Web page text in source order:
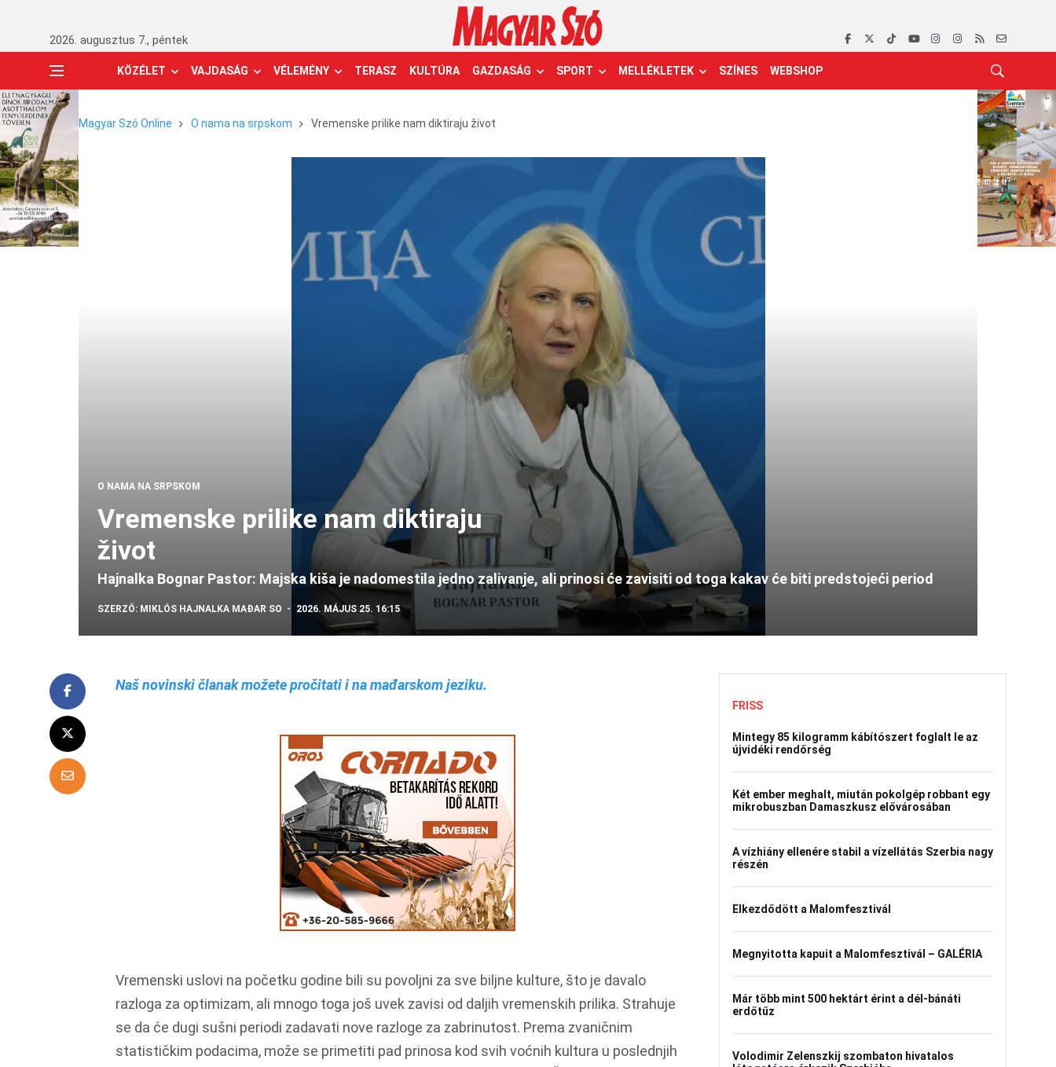
2026. augusztus 7., péntek
KÖZÉLET VAJDASÁG VÉLEMÉNY TERASZ KULTÚRA GAZDASÁG SPORT MELLÉKLETEK SZÍNES WEBSHOP
Magyar Szó Online O nama na srpskom Vremenske prilike nam diktiraju život
O NAMA NA SRPSKOM
Vremenske prilike nam diktiraju
život
Hajnalka Bognar Pastor: Majska kiša je nadomestila jedno zalivanje, ali prinosi će zavisiti od toga kakav će biti predstojeći period
SZERZŐ: MIKLÓS HAJNALKA MAĐAR SO 2026. MÁJUS 25. 16:15
Naš novinski članak možete pročitati i na mađarskom jeziku.
Vremenski uslovi na početku godine bili su povoljni za sve biljne kulture, što je davalo
razloga za optimizam, ali mnogo toga još uvek zavisi od daljih vremenskih prilika. Strahuje
se da će dugi sušni periodi zadavati nove razloge za zabrinutost. Prema zvaničnim
statističkim podacima, može se primetiti pad prinosa kod svih voćnih kultura u poslednjih
FRISS
Mintegy 85 kilogramm kábítószert foglalt le az
újvidéki rendőrség
Két ember meghalt, miután pokolgép robbant egy
mikrobuszban Damaszkusz elővárosában
A vízhiány ellenére stabil a vízellátás Szerbia nagy
részén
Elkezdődött a Malomfesztivál
Megnyitotta kapuit a Malomfesztivál – GALÉRIA
Már több mint 500 hektárt érint a dél-bánáti
erdőtűz
Volodimir Zelenszkij szombaton hivatalos